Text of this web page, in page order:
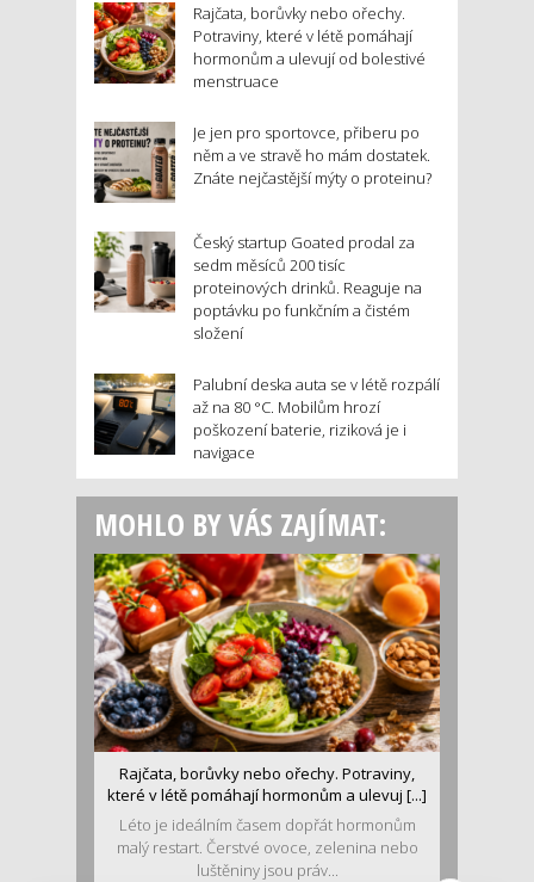
Rajčata, borůvky nebo ořechy.
Potraviny, které v létě pomáhají
hormonům a ulevují od bolestivé
menstruace
Je jen pro sportovce, přiberu po
něm a ve stravě ho mám dostatek.
Znáte nejčastější mýty o proteinu?
Český startup Goated prodal za
sedm měsíců 200 tisíc
proteinových drinků. Reaguje na
poptávku po funkčním a čistém
složení
Palubní deska auta se v létě rozpálí
až na 80 °C. Mobilům hrozí
poškození baterie, riziková je i
navigace
MOHLO BY VÁS ZAJÍMAT:
Rajčata, borůvky nebo ořechy. Potraviny,
které v létě pomáhají hormonům a ulevuj [...]
Léto je ideálním časem dopřát hormonům
malý restart. Čerstvé ovoce, zelenina nebo
luštěniny jsou práv...